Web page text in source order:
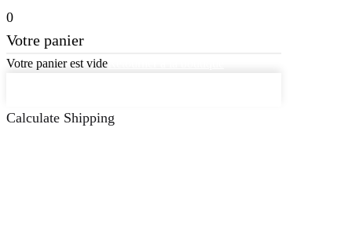
0
Votre panier
Votre panier est vide
Calculate Shipping